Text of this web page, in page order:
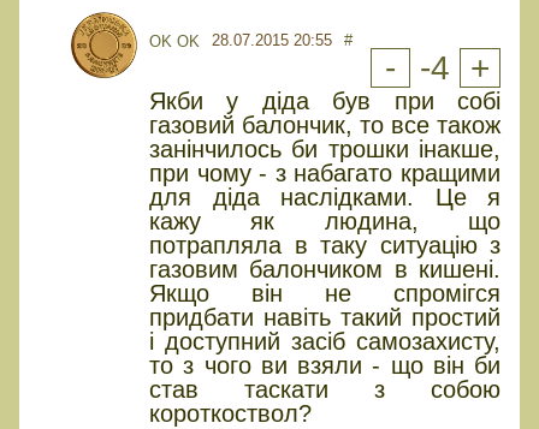
OK OK 28.07.2015 20:55 #
- -4 +
Якби у діда був при собі
газовий балончик, то все також
занінчилось би трошки інакше,
при чому - з набагато кращими
для діда наслідками. Це я
кажу як людина, що
потрапляла в таку ситуацію з
газовим балончиком в кишені.
Якщо він не спромігся
придбати навіть такий простий
і доступний засіб самозахисту,
то з чого ви взяли - що він би
став таскати з собою
короткоствол?